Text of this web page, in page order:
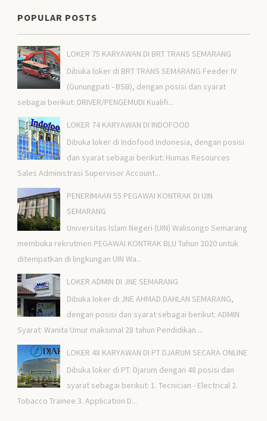
POPULAR POSTS
LOKER 75 KARYAWAN DI BRT TRANS SEMARANG
Dibuka loker di BRT TRANS SEMARANG Feeder IV
(Gunungpati - BSB), dengan posisi dan syarat
sebagai berikut: DRIVER/PENGEMUDI Kualifi...
LOKER 74 KARYAWAN DI INDOFOOD
Dibuka loker di Indofood Indonesia, dengan posisi
dan syarat sebagai berikut: Humas Resources
Sales Administrasi Supervisor Account...
PENERIMAAN 55 PEGAWAI KONTRAK DI UIN
SEMARANG
Universitas Islam Negeri (UIN) Walisongo Semarang
membuka rekrutmen PEGAWAI KONTRAK BLU Tahun 2020 untuk
ditempatkan di lingkungan UIN Wa...
LOKER ADMIN DI JNE SEMARANG
Dibuka loker di JNE AHMAD DAHLAN SEMARANG,
dengan posisi dan syarat sebagai berikut: ADMIN
Syarat: Wanita Umur maksimal 28 tahun Pendidikan ...
LOKER 48 KARYAWAN DI PT DJARUM SECARA ONLINE
Dibuka loker di PT. Djarum dengan 48 posisi dan
syarat sebagai berikut: 1. Tecnician - Electrical 2.
Tobacco Trainee 3. Application D...